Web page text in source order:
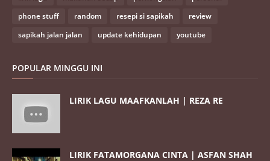
phone stuff
random resepi si sapikah
review
sapikah jalan jalan
update kehidupan youtube
POPULAR MINGGU INI
LIRIK LAGU MAAFKANLAH | REZA RE
LIRIK FATAMORGANA CINTA | ASFAN SHAH